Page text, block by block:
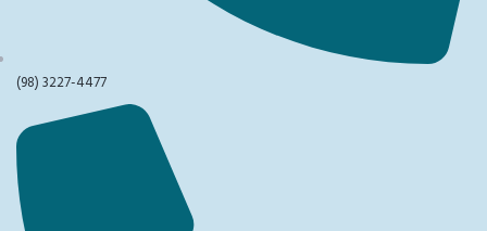
(98) 3227-4477